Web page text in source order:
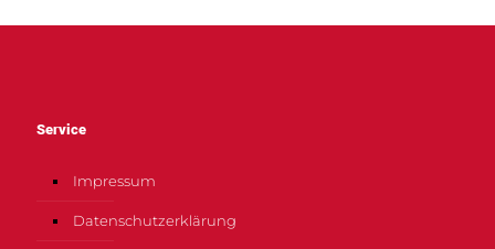
Service
Impressum
Datenschutzerklärung